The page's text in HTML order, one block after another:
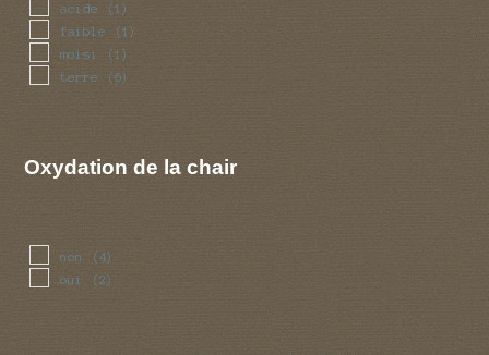
acide (1)
faible (1)
moisi (1)
terre (6)
Oxydation de la chair
non (4)
oui (2)